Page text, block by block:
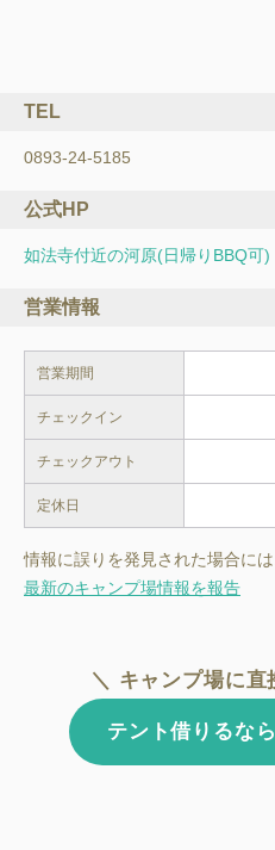
TEL
0893-24-5185
公式HP
如法寺付近の河原(日帰りBBQ可)
営業情報
営業期間
チェックイン
チェックアウト
定休日
情報に誤りを発見された場合に
最新のキャンプ場情報を報告
＼ キャンプ場に直
テント借りるな